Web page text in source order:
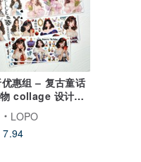
惠组 – 复古童话
collage 设计贴
LOPO
7.94